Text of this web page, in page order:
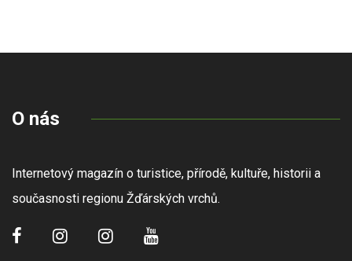
O nás
Internetový magazín o turistice, přírodě, kultuře, historii a
současnosti regionu Žďárských vrchů.